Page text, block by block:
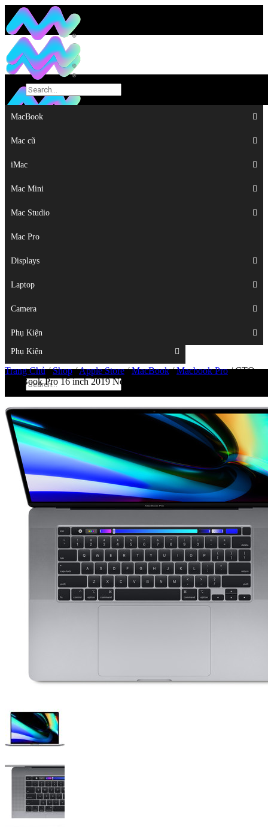
MacBook
Mac cũ
iMac
Mac Mini
Mac Studio
Mac Pro
Displays
Laptop
Camera
Phụ Kiện
MacBook
Mac cũ
iMac
Mac Mini
Mac Studio
Mac Pro
Displays
Laptop
Camera
Phụ Kiện
Top
Trang Chủ/Shop/Apple Store/MacBook/Macbook Pro/CTO –
MacBook Pro 16 inch 2019 New– (I9/64GB/2TB/VGA 8GB)